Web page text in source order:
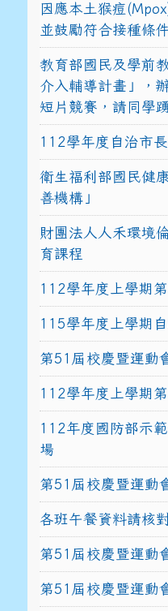
因應本土猴痘
並鼓勵符合接種條
教育部國民及學前
介入輔導計畫」，
短片競賽，請同學
112學年度自治市
衛生福利部國民健
善機構」
財團法人人禾環境
育課程
112學年度上學期
115學年度上學期
第51屆校慶暨運動
112學年度上學期
112年度國防部示
場
第51屆校慶暨運動
各班午餐資料請核
第51屆校慶暨運動
第51屆校慶暨運動